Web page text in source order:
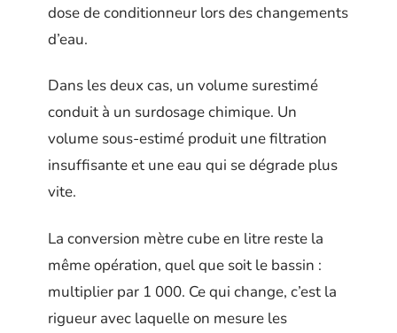
dose de conditionneur lors des changements
d’eau.
Dans les deux cas, un volume surestimé
conduit à un surdosage chimique. Un
volume sous-estimé produit une filtration
insuffisante et une eau qui se dégrade plus
vite.
La conversion mètre cube en litre reste la
même opération, quel que soit le bassin :
multiplier par 1 000. Ce qui change, c’est la
rigueur avec laquelle on mesure les